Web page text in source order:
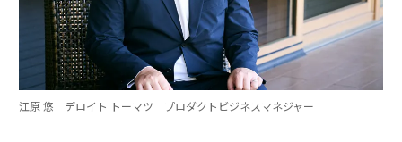
江原 悠 デロイト トーマツ プロダクトビジネスマネジャー